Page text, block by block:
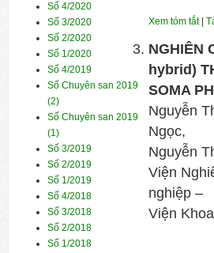
Số 4/2020
Số 3/2020
Số 2/2020
Số 1/2020
Số 4/2019
Số Chuyên san 2019
(2)
Số Chuyên san 2019
(1)
Số 3/2019
Số 2/2019
Số 1/2019
Số 4/2018
Số 3/2018
Số 2/2018
Số 1/2018
Xem tóm tắt|
NGHIÊN
hybrid)
SOMA
Nguyễn
Ngọc,
Nguyễn
Viện
nghiệp –
Viện